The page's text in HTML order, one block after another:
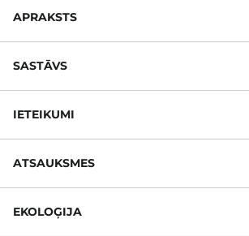
APRAKSTS
SASTĀVS
IETEIKUMI
ATSAUKSMES
EKOLOĢIJA